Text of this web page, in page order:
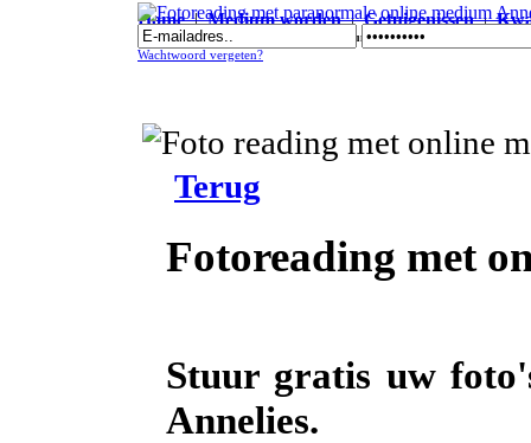
Home|Medium worden|Getuigenissen|
Fotoreading met paranormale online medium Annelies
Wachtwoord vergeten?
Terug
Fotoreading met
Stuur gratis uw
Annelies.